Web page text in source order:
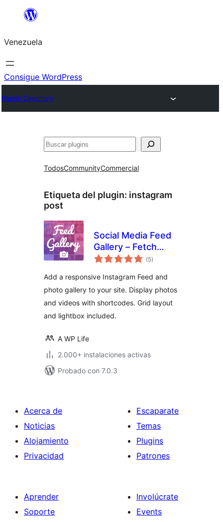
Saltar
contenido
Venezuela
Consigue WordPress
Plugin Directory
Buscar
TodosCommunityCommercial
Etiqueta del plugin: instagram
post
Social Media Feed
Gallery – Fetch
Posts & Reels
(5total
de
)
Add a responsive Instagram Feed and
photo gallery to your site. Display photos
and videos with shortcodes. Grid layout
and lightbox included.
A WP Life
2.000+ instalaciones activas
Probado con 7.0.3
Acerca de
Noticias
Alojamiento
Privacidad
Escaparate
Temas
Plugins
Patrones
Aprender
Soporte
Involúcrate
Events